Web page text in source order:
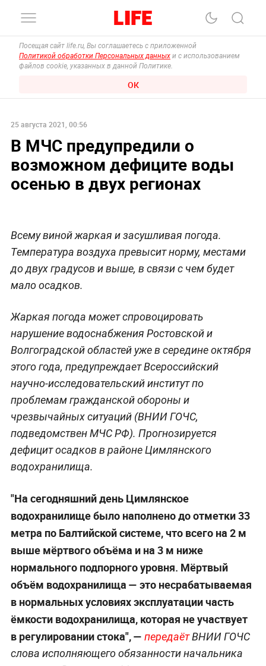
Посещая сайт life.ru, Вы соглашаетесь с приложенной
Политикой обработки Персональных данных и с использованием
файлов cookie, указанных в данной Политике.
ОК
25 августа 2021, 00:56
В МЧС предупредили о
возможном дефиците воды
осенью в двух регионах
Всему виной жаркая и засушливая погода.
Температура воздуха превысит норму, местами
до двух градусов и выше, в связи с чем будет
мало осадков.
Жаркая погода может спровоцировать
нарушение водоснабжения Ростовской и
Волгоградской областей уже в середине октября
этого года, предупреждает Всероссийский
научно-исследовательский институт по
проблемам гражданской обороны и
чрезвычайных ситуаций (ВНИИ ГОЧС,
подведомствен МЧС РФ). Прогнозируется
дефицит осадков в районе Цимлянского
водохранилища.
"На сегодняшний день Цимлянское
водохранилище было наполнено до отметки 33
метра по Балтийской системе, что всего на 2 м
выше мёртвого объёма и на 3 м ниже
нормального подпорного уровня. Мёртвый
объём водохранилища — это несрабатываемая
в нормальных условиях эксплуатации часть
ёмкости водохранилища, которая не участвует
в регулировании стока", — передаётВНИИ ГОЧС
слова исполняющего обязанности начальника